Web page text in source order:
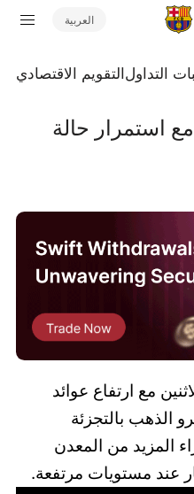
العربية
التداولالتقويم الاقتصادي
استمرار حالة
مع ارتفاع عوائد
الذهب بالتجزئة
المزيد من المعدن
عند مستويات مرتفعة.